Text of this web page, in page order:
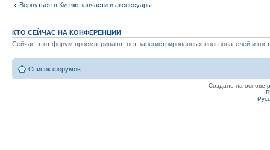
Вернуться в Куплю запчасти и аксессуары
КТО СЕЙЧАС НА КОНФЕРЕНЦИИ
Сейчас этот форум просматривают: нет зарегистрированных пользователей и
Список форумов
Создано на основе